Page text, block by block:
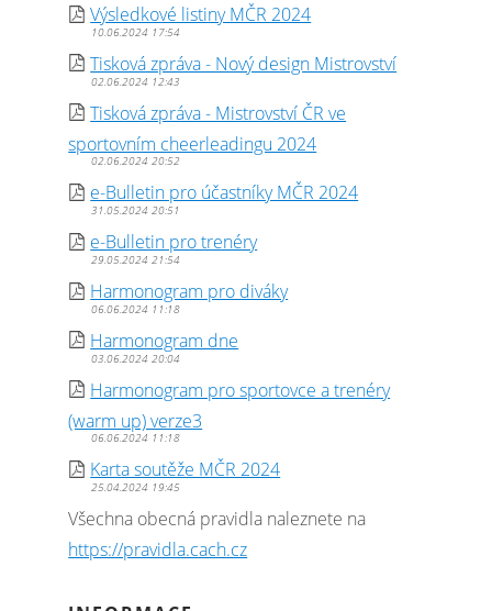
Výsledkové listiny MČR 2024
10.06.2024 17:54
Tisková zpráva - Nový design Mistrovství
02.06.2024 12:43
Tisková zpráva - Mistrovství ČR ve
sportovním cheerleadingu 2024
02.06.2024 20:52
e-Bulletin pro účastníky MČR 2024
31.05.2024 20:51
e-Bulletin pro trenéry
29.05.2024 21:54
Harmonogram pro diváky
06.06.2024 11:18
Harmonogram dne
03.06.2024 20:04
Harmonogram pro sportovce a trenéry
(warm up) verze3
06.06.2024 11:18
Karta soutěže MČR 2024
25.04.2024 19:45
Všechna obecná pravidla naleznete na
https://pravidla.cach.cz